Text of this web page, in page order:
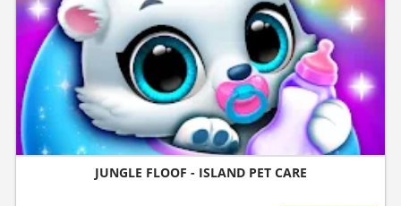
JUNGLE FLOOF - ISLAND PET CARE